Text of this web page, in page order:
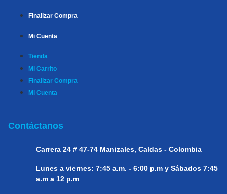
Finalizar Compra
Mi Cuenta
Tienda
Mi Carrito
Finalizar Compra
Mi Cuenta
Contáctanos
Carrera 24 # 47-74 Manizales, Caldas - Colombia
Lunes a viernes: 7:45 a.m. - 6:00 p.m y Sábados 7:45
a.m a 12 p.m